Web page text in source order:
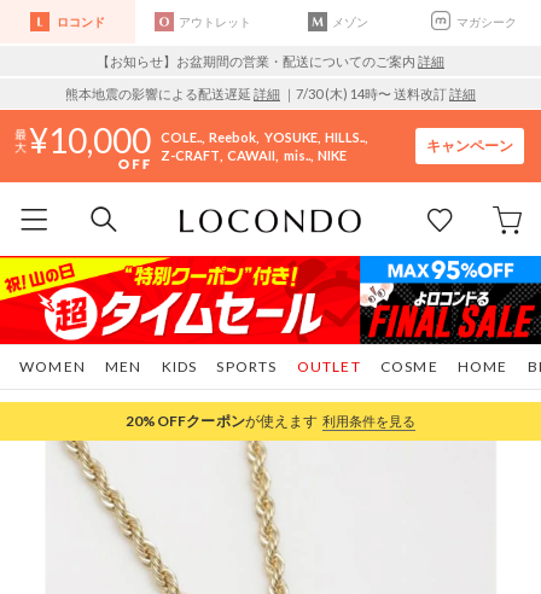
ロコンド アウトレット メゾン マガシーク
【お知らせ】お盆期間の営業・配送についてのご案内 詳細
熊本地震の影響による配送遅延 詳細 ｜7/30 (木) 14時〜 送料改訂詳細
10,000 COLE.. Reebok YOSUKE HILLS..
Z-CRAFT CAWAII mis.. NIKE
キャンペーン
WOMEN MEN KIDS SPORTS COSME HOME
OUTLET
20%OFFクーポンが使えます 利用条件を見る